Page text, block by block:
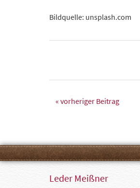
Bildquelle: unsplash.com
« vorheriger Beitrag
Leder Meißner